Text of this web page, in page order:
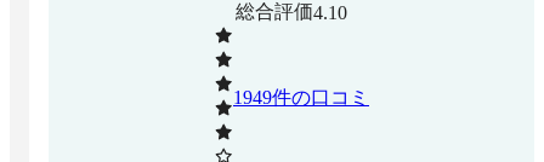
総合評価4.10
1949件の口コミ